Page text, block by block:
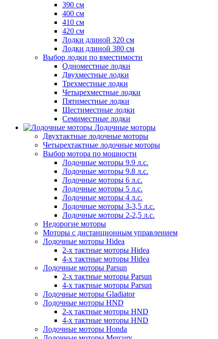
390 см
400 см
410 см
420 см
Лодки длиной 320 см
Лодки длиной 380 см
Выбор лодки по вместимости
Одноместные лодки
Двухместные лодки
Трехместные лодки
Четырехместные лодки
Пятиместные лодки
Шестиместные лодки
Семиместные лодки
Лодочные моторы
Двухтактные лодочные моторы
Четырехтактные лодочные моторы
Выбор мотора по мощности
Лодочные моторы 9.9 л.с.
Лодочные моторы 9.8 л.с.
Лодочные моторы 6 л.с.
Лодочные моторы 5 л.с.
Лодочные моторы 4 л.с.
Лодочные моторы 3-3,5 л.с.
Лодочные моторы 2-2,5 л.с.
Недорогие моторы
Моторы с дистанционным управлением
Лодочные моторы Hidea
2-х тактные моторы Hidea
4-х тактные моторы Hidea
Лодочные моторы Parsun
2-х тактные моторы Parsun
4-х тактные моторы Parsun
Лодочные моторы Gladiator
Лодочные моторы HND
2-х тактные моторы HND
4-х тактные моторы HND
Лодочные моторы Honda